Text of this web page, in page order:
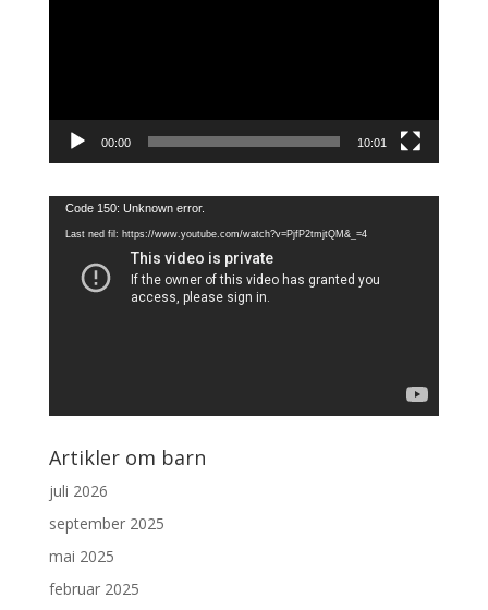
00:00 10:01
Videoavspiller
Code 150: Unknown error.
Last ned fil: https://www.youtube.com/watch?v=PjfP2tmjtQM&_=4
Artikler om barn
juli 2026
september 2025
mai 2025
februar 2025